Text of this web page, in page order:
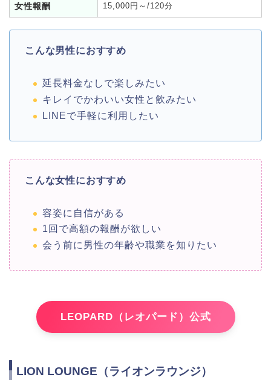
女性報酬 15,000円～/120分
こんな男性におすすめ
延長料金なしで楽しみたい
キレイでかわいい女性と飲みたい
LINEで手軽に利用したい
こんな女性におすすめ
容姿に自信がある
1回で高額の報酬が欲しい
会う前に男性の年齢や職業を知りたい
LEOPARD（レオパード）公式
LION LOUNGE（ライオンラウンジ）